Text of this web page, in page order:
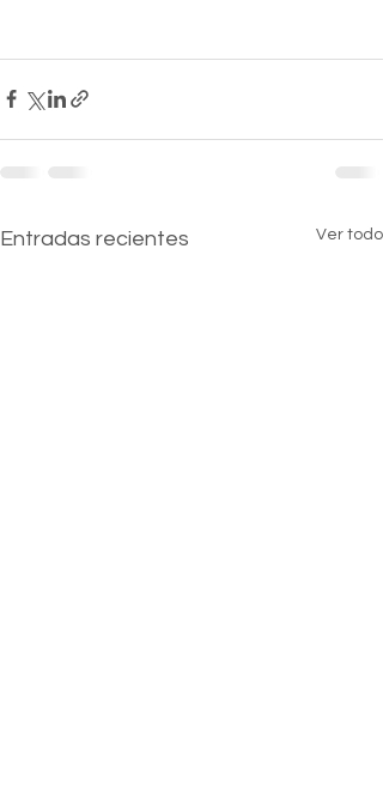
Entradas recientes Ver todo